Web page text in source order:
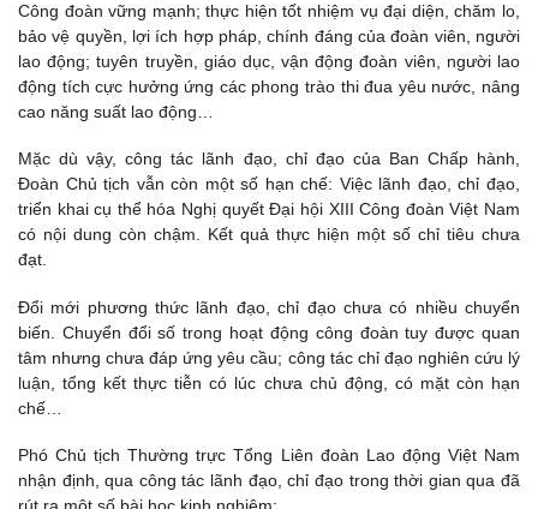
Công đoàn vững mạnh; thực hiện tốt nhiệm vụ đại diện, chăm lo,
bảo vệ quyền, lợi ích hợp pháp, chính đáng của đoàn viên, người
lao động; tuyên truyền, giáo dục, vận động đoàn viên, người lao
động tích cực hưởng ứng các phong trào thi đua yêu nước, nâng
cao năng suất lao động…
Mặc dù vậy, công tác lãnh đạo, chỉ đạo của Ban Chấp hành,
Đoàn Chủ tịch vẫn còn một số hạn chế: Việc lãnh đạo, chỉ đạo,
triển khai cụ thể hóa Nghị quyết Đại hội XIII Công đoàn Việt Nam
có nội dung còn chậm. Kết quả thực hiện một số chỉ tiêu chưa
đạt.
Đổi mới phương thức lãnh đạo, chỉ đạo chưa có nhiều chuyển
biến. Chuyển đổi số trong hoạt động công đoàn tuy được quan
tâm nhưng chưa đáp ứng yêu cầu; công tác chỉ đạo nghiên cứu lý
luận, tổng kết thực tiễn có lúc chưa chủ động, có mặt còn hạn
chế…
Phó Chủ tịch Thường trực Tổng Liên đoàn Lao động Việt Nam
nhận định, qua công tác lãnh đạo, chỉ đạo trong thời gian qua đã
rút ra một số bài học kinh nghiệm: